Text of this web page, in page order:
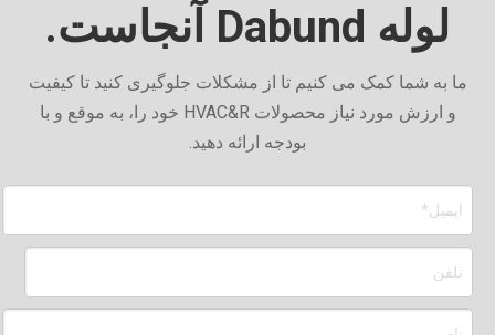
لوله Dabund آنجاست.
ما به شما کمک می کنیم تا از مشکلات جلوگیری کنید تا کیفیت
و ارزش مورد نیاز محصولات HVAC&R خود را، به موقع و با
بودجه ارائه دهید.